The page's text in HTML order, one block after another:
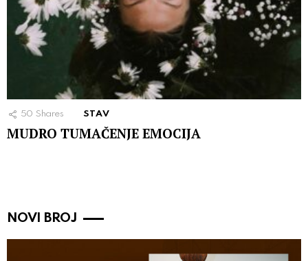
50 Shares STAV
MUDRO TUMAČENJE EMOCIJA
NOVI BROJ